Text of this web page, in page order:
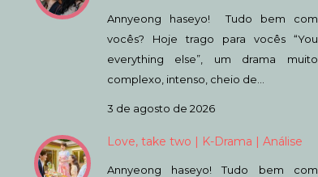
Annyeong haseyo! Tudo bem com
vocês? Hoje trago para vocês “You
everything else”, um drama muito
complexo, intenso, cheio de…
3 de agosto de 2026
Love, take two | K-Drama | Análise
Annyeong haseyo! Tudo bem com